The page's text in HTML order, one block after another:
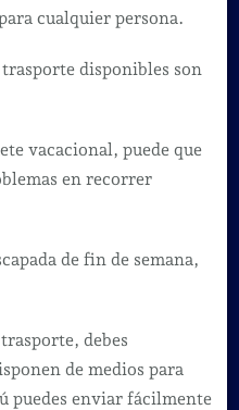
cualquier persona.
disponibles son
vacacional, puede que
en recorrer
de fin de semana,
debes
de medios para
puedes enviar fácilmente